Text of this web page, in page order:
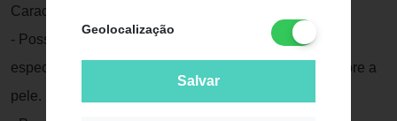
Geolocalização
Salvar
Características:
- Possui sete diâmetros calibrados para exercer forças
específicas, entre 0,05g e 300g, quando aplicados sobre a
pele.